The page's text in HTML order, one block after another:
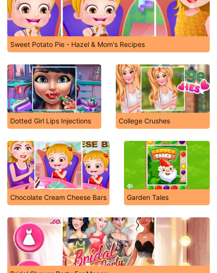
Sweet Potato Pie - Hazel & Mom's Recipes
Dotted Girl Lips Injections College Crushes
Chocolate Cream Cheese Bars Garden Tales